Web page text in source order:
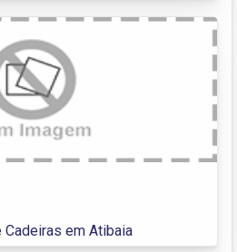
em Atibaia